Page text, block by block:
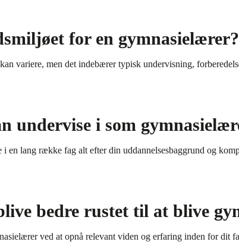
for en gymnasielærer?
variere, men det indebærer typisk undervisning,
undervise i som
en lang række fag alt efter din uddannelsesbaggrund og
bedre rustet til at blive
ved at opnå relevant viden og erfaring inden for dit